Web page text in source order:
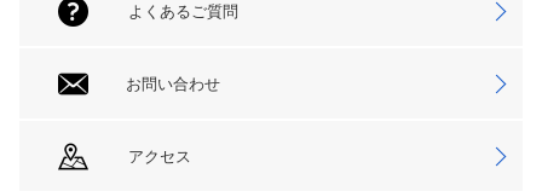
よくあるご質問
お問い合わせ
アクセス